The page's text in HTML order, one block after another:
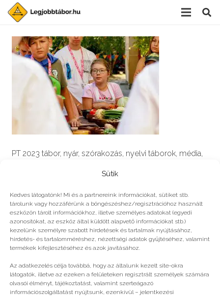
Sütik
Kedves látogatónk! Mi és a partnereink információkat, sütiket stb.
tárolunk vagy hozzáférünk a böngészéshez/regisztrációhoz használt
eszközön tárolt információkhoz, illetve személyes adatokat (egyedi
azonosítókat, az eszköz által küldött alapvető információkat stb.)
kezelünk személyre szabott hirdetések és tartalmak nyújtásához,
hirdetés- és tartalomméréshez, nézettségi adatok gyűjtéséhez, valamint
termékek kifejlesztéséhez és azok javításához.
Az adatkezelés célja továbbá, hogy az általunk kezelt site-okra
látogatók, illetve az ezeken a felületeken regisztrált személyek számára
olvasói élményt, tájékoztatást, valamint szerteágazó
információszolgáltatást nyújtsunk, ezenkívül – jelentkezési
PT 2023 tábor, nyár, szórakozás, nyelvi táborok, média,
játéktábor, programozás, kézművestábor, kreativitás,
tőzsde, gazdaság, 3D, technika
Vélemény, hozzászólás?
Az e-mail címet nem tesszük közzé. A kötelező
mezőket*karakterrel jelöltük